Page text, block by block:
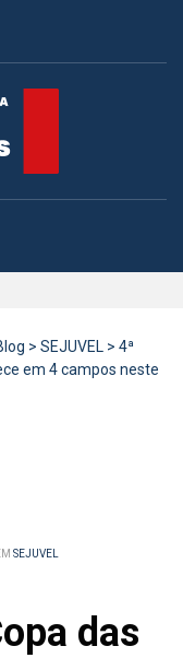
> SEJUVEL > 4ª
em 4 campos neste
SEJUVEL
das